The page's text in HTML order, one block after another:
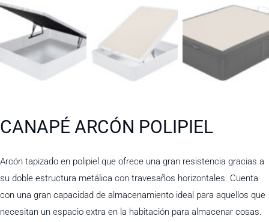
CANAPÉ ARCÓN POLIPIEL
Arcón tapizado en polipiel que ofrece una gran resistencia gracias a
su doble estructura metálica con travesaños horizontales. Cuenta
con una gran capacidad de almacenamiento ideal para aquellos que
necesitan un espacio extra en la habitación para almacenar cosas.